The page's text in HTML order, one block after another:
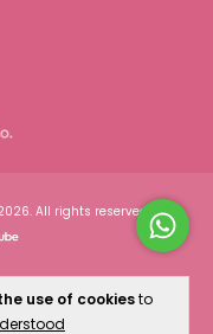
use of cookiesto
All rights reserved.